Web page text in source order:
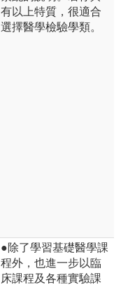
有以上特質，很適合
選擇醫學檢驗學類。
●除了學習基礎醫學課
程外，也進一步以臨
床課程及各種實驗課